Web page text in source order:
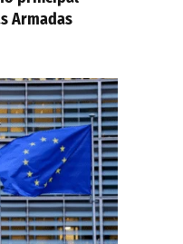
Armadas